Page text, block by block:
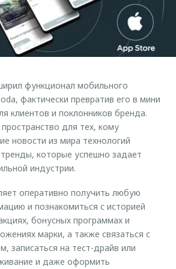
ин
функционал мобильного
фактически превратив его в мини
клиентов и поклонников бренда.
для тех, кому
новости из мира технологий
которые успешно задает
индустрии.
оперативно получить любую
и познакомиться с историей
бонусных программах и
марки, а также связаться с
записаться на тест-драйв или
и даже оформить